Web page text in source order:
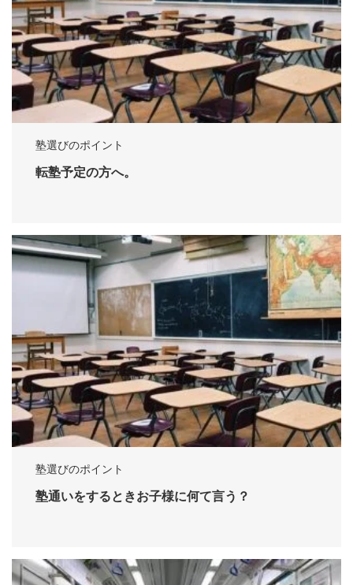
塾選びのポイント
転塾予定の方へ。
塾選びのポイント
塾通いをするときお子様に何て言う？